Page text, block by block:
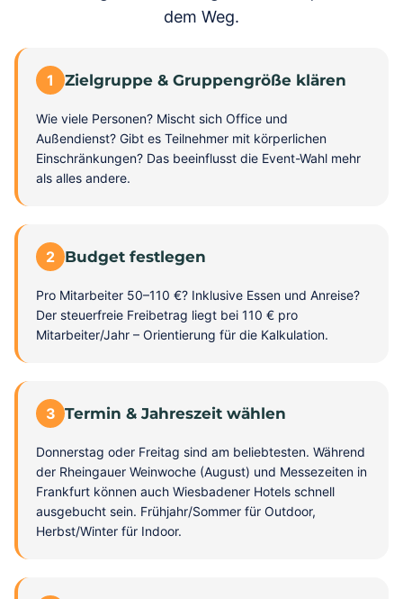
dem Weg.
1 Zielgruppe & Gruppengröße klären
Wie viele Personen? Mischt sich Office und
Außendienst? Gibt es Teilnehmer mit körperlichen
Einschränkungen? Das beeinflusst die Event-Wahl mehr
als alles andere.
2 Budget festlegen
Pro Mitarbeiter 50–110 €? Inklusive Essen und Anreise?
Der steuerfreie Freibetrag liegt bei 110 € pro
Mitarbeiter/Jahr – Orientierung für die Kalkulation.
3 Termin & Jahreszeit wählen
Donnerstag oder Freitag sind am beliebtesten. Während
der Rheingauer Weinwoche (August) und Messezeiten in
Frankfurt können auch Wiesbadener Hotels schnell
ausgebucht sein. Frühjahr/Sommer für Outdoor,
Herbst/Winter für Indoor.